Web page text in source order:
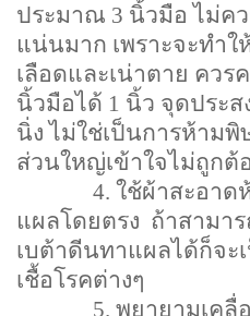
ประมาณ 3 นิ้วมือ ไม่ค
แน่นมาก เพราะจะทำ
เลือดและเน่าตาย คว
นิ้วมือได้ 1 นิ้ว จุดประส
นิ่ง ไม่ใช่เป็นการห้าม
ส่วนใหญ่เข้าใจไม่ถูกต้
4. ใช้ผ้าสะอาด
แผลโดยตรง ถ้าสามา
เบต้าดีนทาแผลได้ก็จะ
เชื้อโรคต่างๆ
5. พยายามเคลื่